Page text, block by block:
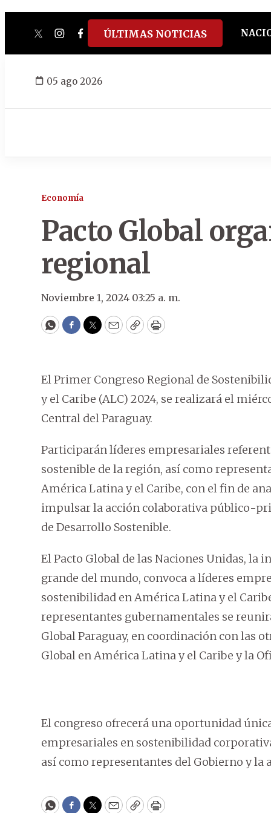
twitterinstagram
facebook
tiktokyoutube
spotify
ÚLTIMAS NOTICIAS
05 ago 2026
Economía
Pacto Global
regional
Noviembre 1, 2024 03:25 a. m.
WhatsApp
Facebook
Twitter
EmailCopyPrint
El Primer Congreso Regional de
y el Caribe (ALC) 2024, se realizará el
Central del Paraguay.
Participarán líderes empresariales
sostenible de la región, así como
América Latina y el Caribe, con el fin de
impulsar la acción colaborativa público-
de Desarrollo Sostenible.
El Pacto Global de las Naciones Unidas,
grande del mundo, convoca a líderes
sostenibilidad en América Latina y el
representantes gubernamentales se
Global Paraguay, en coordinación con las
Global en América Latina y el Caribe y la
El congreso ofrecerá una oportunidad
empresariales en sostenibilidad
así como representantes del Gobierno y la